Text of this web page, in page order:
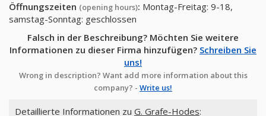
Öffnungszeiten (opening hours): Montag-Freitag: 9-18,
samstag-Sonntag: geschlossen
Falsch in der Beschreibung? Möchten Sie weitere
Informationen zu dieser Firma hinzufügen? Schreiben Sie
uns!
Wrong in description? Want add more information about this
company? - Write us!
Detaillierte Informationen zu G. Grafe-Hodes: